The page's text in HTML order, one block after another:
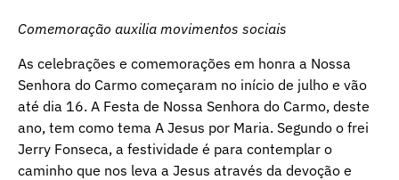
Comemoração auxilia movimentos sociais
As celebrações e comemorações em honra a Nossa
Senhora do Carmo começaram no início de julho e vão
até dia 16. A Festa de Nossa Senhora do Carmo, deste
ano, tem como tema A Jesus por Maria. Segundo o frei
Jerry Fonseca, a festividade é para contemplar o
caminho que nos leva a Jesus através da devoção e